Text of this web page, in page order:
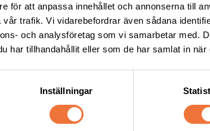
för att anpassa innehållet och annonserna till
trafik. Vi vidarebefordrar även sådana
och analysföretag som vi samarbetar med.
har tillhandahållit eller som de har samlat in
Inställningar
utan tillsatser, ursprung EU Torkat hundgodis
109kr
Andra köpte även